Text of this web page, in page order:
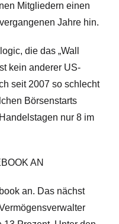
Mitgliedern einen
Jahre hin.
die das „Wall
kein anderer US-
seit 2007 so schlecht
Börsenstarts
nur 8 im
AN
an. Das nächst